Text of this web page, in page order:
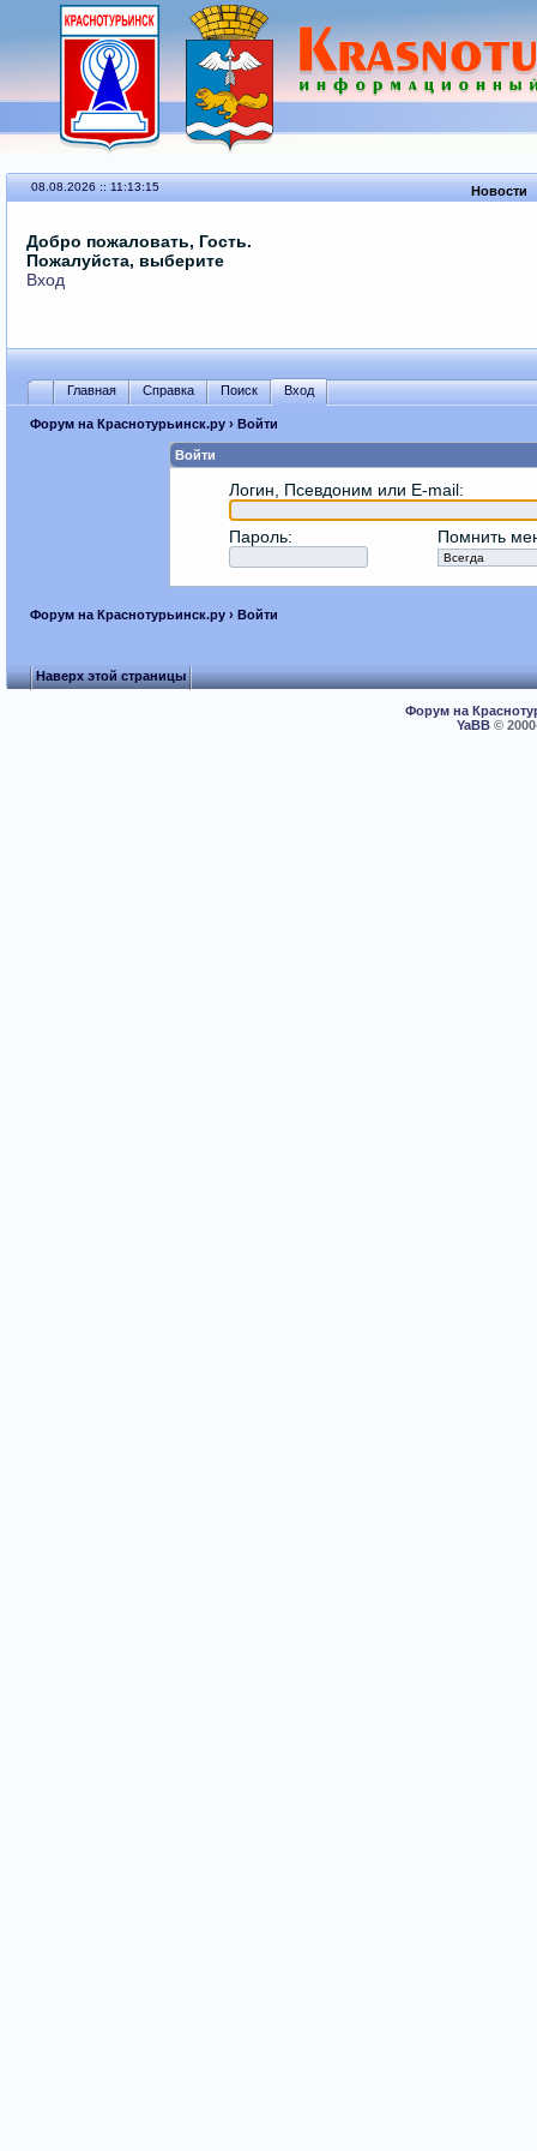
08.08.2026 :: 11:13:15 Новости
Добро пожаловать, Гость.
Пожалуйста, выберите
Вход
Главная Справка Поиск Вход
Форум на Краснотурьинск.ру› Войти
Войти
Логин, Псевдоним или E-mail:
Пароль: Помнить
Форум на Краснотурьинск.ру› Войти
Наверх этой страницы
Форум на
YaBB©